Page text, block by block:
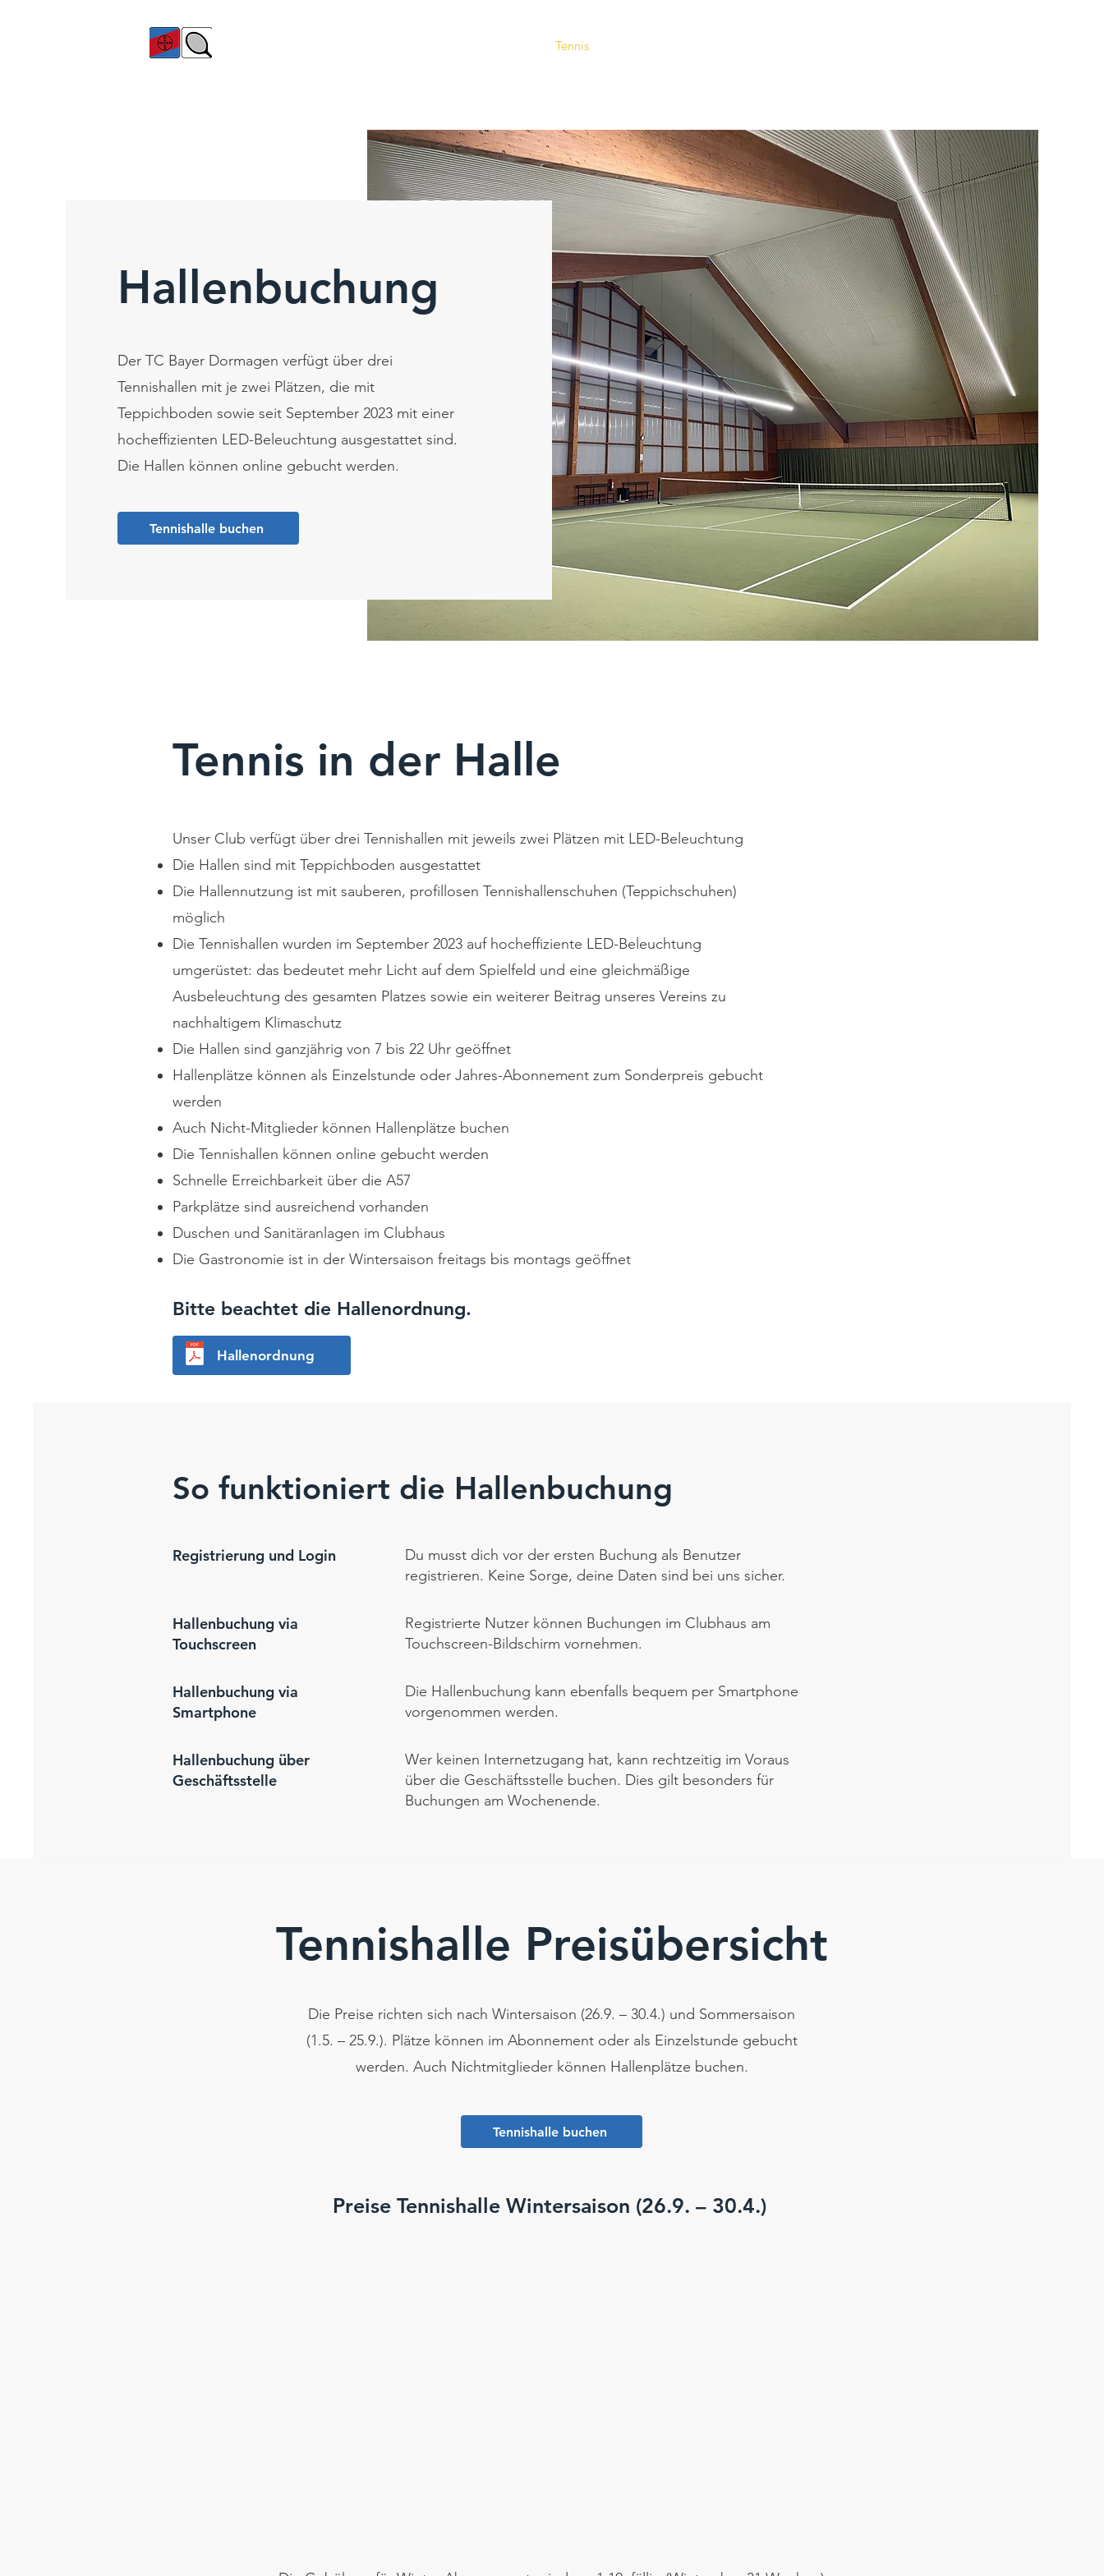
Tennis
Hallenbuchung
Der TC Bayer Dormagen verfügt über drei
Tennishallen mit je zwei Plätzen, die mit
Teppichboden sowie seit September 2023 mit einer
hocheffizienten LED-Beleuchtung ausgestattet sind.
Die Hallen können online gebucht werden.
Tennishalle buchen
Tennis in der Halle
Unser Club verfügt über drei Tennishallen mit jeweils zwei Plätzen mit LED-Beleuchtung
Die Hallen sind mit Teppichboden ausgestattet
Die Hallennutzung ist mit sauberen, profillosen Tennishallenschuhen (Teppichschuhen)
möglich
Die Tennishallen wurden im September 2023 auf hocheffiziente LED-Beleuchtung
umgerüstet: das bedeutet mehr Licht auf dem Spielfeld und eine gleichmäßige
Ausbeleuchtung des gesamten Platzes sowie ein weiterer Beitrag unseres Vereins zu
nachhaltigem Klimaschutz
Die Hallen sind ganzjährig von 7 bis 22 Uhr geöffnet
Hallenplätze können als Einzelstunde oder Jahres-Abonnement zum Sonderpreis gebucht
werden
Auch Nicht-Mitglieder können Hallenplätze buchen
Die Tennishallen können online gebucht werden
Schnelle Erreichbarkeit über die A57
Parkplätze sind ausreichend vorhanden
Duschen und Sanitäranlagen im Clubhaus
Die Gastronomie ist in der Wintersaison freitags bis montags geöffnet
Bitte beachtet die Hallenordnung.
Hallenordnung
So funktioniert die Hallenbuchung
Registrierung und Login
​Du musst dich vor der ersten Buchung als Benutzer
registrieren. Keine Sorge, deine Daten sind bei uns sicher.
Hallenbuchung via
Touchscreen
Hallenbuchung via
Smartphone
Hallenbuchung über
Geschäftsstelle
Registrierte Nutzer können Buchungen im Clubhaus am
Touchscreen-Bildschirm vornehmen.
Die Hallenbuchung kann ebenfalls bequem per Smartphone
vorgenommen werden.
Wer keinen Internetzugang hat, kann rechtzeitig im Voraus
über die Geschäftsstelle buchen. Dies gilt besonders für
Buchungen am Wochenende.
Tennishalle Preisübersicht
Die Preise richten sich nach Wintersaison (26.9. – 30.4.) und Sommersaison
(1.5. – 25.9.). Plätze können im Abonnement oder als Einzelstunde gebucht
werden. Auch Nichtmitglieder können Hallenplätze buchen.
Tennishalle buchen
Preise Tennishalle Wintersaison (26.9. – 30.4.)